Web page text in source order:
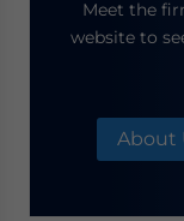
Meet the
website to
About